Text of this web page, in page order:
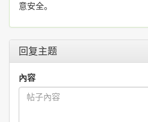
意安全。
回复主题
內容